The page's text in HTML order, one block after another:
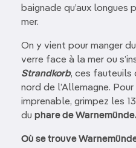
baignade qu’aux longues
mer.
On y vient pour manger
verre face à la mer ou
Strandkorb, ces fauteuils
nord de l’Allemagne.
imprenable, grimpez les
du phare de
Où se trouve